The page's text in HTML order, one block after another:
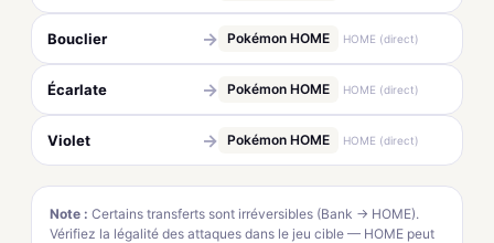
Bouclier → Pokémon HOME HOME (direct)
Écarlate → Pokémon HOME HOME (direct)
Violet → Pokémon HOME HOME (direct)
Note : Certains transferts sont irréversibles (Bank → HOME).
Vérifiez la légalité des attaques dans le jeu cible — HOME peut